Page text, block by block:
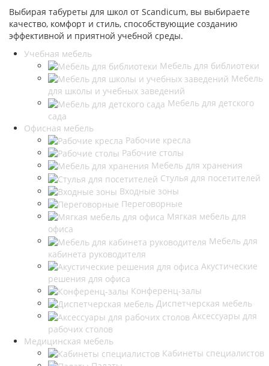
Выбирая табуреты для школ от Scandicum, вы выбираете
качество, комфорт и стиль, способствующие созданию
эффективной и приятной учебной среды.
Учебная мебель
Мебель для библиотеки
Мебель
для школы и учебных заведений
Мебель для детского
сада
Офисная мебель
Рабочие кресла
Рабочие столы
Мебель для хранения
Стулья для посетителей
Входные зоны
Переговорные
Мягкая мебель для
офиса
Мебель для
кабинета руководителя
Акустические
решения для офиса
Конференц-залы
Диспетчерская мебель
Аксессуары для
рабочих столов
Медицинская мебель
Кабинеты специалистов